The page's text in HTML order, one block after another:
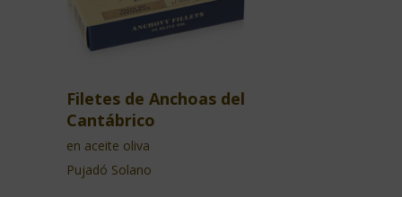
Filetes de Anchoas del
Cantábrico
en aceite oliva
Pujadó Solano